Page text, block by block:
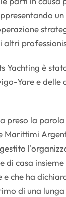
altri
Yachting è
Yare e
preso la
Marittimi
di casa
e che ha
di una